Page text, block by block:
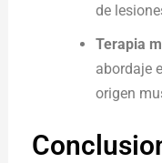
de
Terapia
abordaje
origen